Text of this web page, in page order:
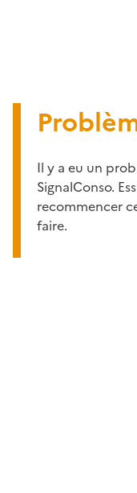
Il y a eu un
SignalConso.
recommencer
faire.